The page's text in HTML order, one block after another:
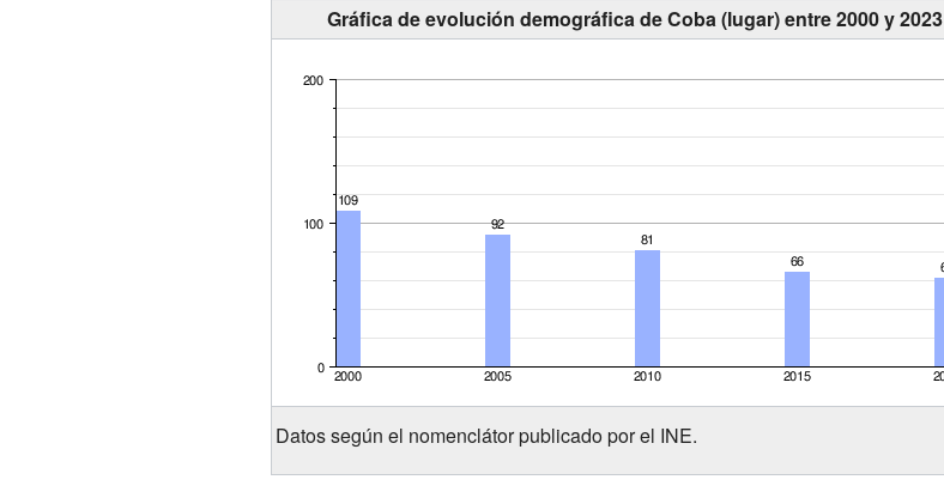
Gráfica de evolución demográfica de Coba (lugar) entre 2000 y 2023
Datos según el nomenclátor publicado por el INE.